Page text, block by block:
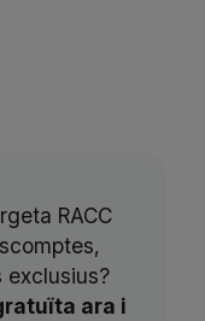
RACC
exclusius?
ara i